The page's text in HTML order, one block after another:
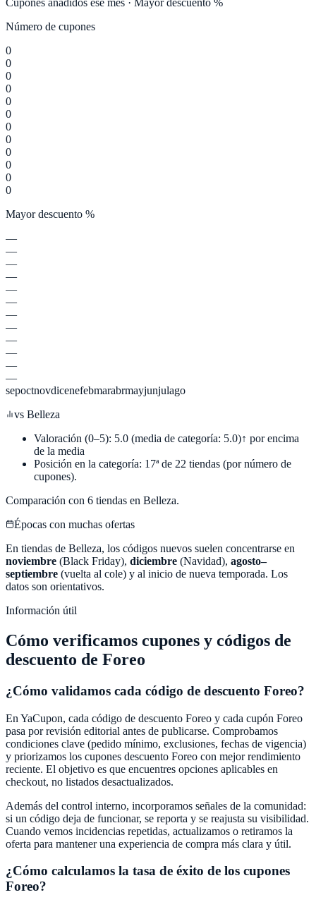
Cupones añadidos ese mes · Mayor descuento %
Número de cupones
0
0
0
0
0
0
0
0
0
0
0
0
Mayor descuento %
—
—
—
—
—
—
—
—
—
—
—
—
sepoctnovdicenefebmarabrmayjunjulago
vs Belleza
Valoración (0–5): 5.0 (media de categoría: 5.0)↑ por encima
de la media
Posición en la categoría: 17ª de 22 tiendas (por número de
cupones).
Comparación con 6 tiendas en Belleza.
Épocas con muchas ofertas
En tiendas de Belleza, los códigos nuevos suelen concentrarse en
noviembre (Black Friday), diciembre (Navidad), agosto–
septiembre (vuelta al cole) y al inicio de nueva temporada. Los
datos son orientativos.
Información útil
Cómo verificamos cupones y códigos de
descuento de Foreo
¿Cómo validamos cada código de descuento Foreo?
En YaCupon, cada código de descuento Foreo y cada cupón Foreo
pasa por revisión editorial antes de publicarse. Comprobamos
condiciones clave (pedido mínimo, exclusiones, fechas de vigencia)
y priorizamos los cupones descuento Foreo con mejor rendimiento
reciente. El objetivo es que encuentres opciones aplicables en
checkout, no listados desactualizados.
Además del control interno, incorporamos señales de la comunidad:
si un código deja de funcionar, se reporta y se reajusta su visibilidad.
Cuando vemos incidencias repetidas, actualizamos o retiramos la
oferta para mantener una experiencia de compra más clara y útil.
¿Cómo calculamos la tasa de éxito de los cupones
Foreo?